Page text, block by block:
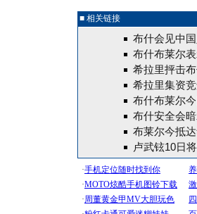
■ 相关链接
布什会见中
布什布莱尔
希拉里抨击
希拉里集资
布什布莱尔
布什安全会
布莱尔今抵
卢武铉10日